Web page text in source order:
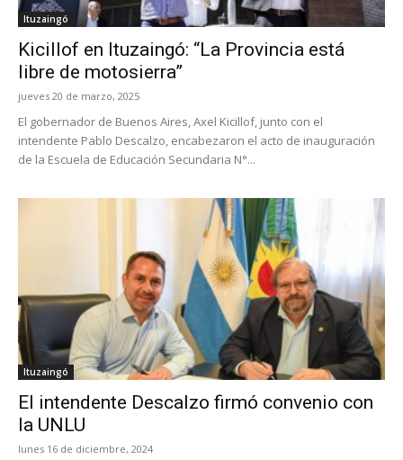
Ituzaingó
Kicillof en Ituzaingó: “La Provincia está
libre de motosierra”
jueves 20 de marzo, 2025
El gobernador de Buenos Aires, Axel Kicillof, junto con el
intendente Pablo Descalzo, encabezaron el acto de inauguración
de la Escuela de Educación Secundaria N°...
Ituzaingó
El intendente Descalzo firmó convenio con
la UNLU
lunes 16 de diciembre, 2024